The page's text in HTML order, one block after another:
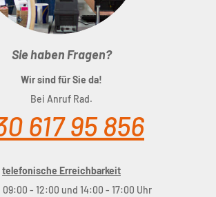
Sie haben Fragen?
Wir sind für Sie da!
Bei Anruf Rad.
617 95 856
telefonische Erreichbarkeit
09:00 - 12:00 und 14:00 - 17:00 Uhr